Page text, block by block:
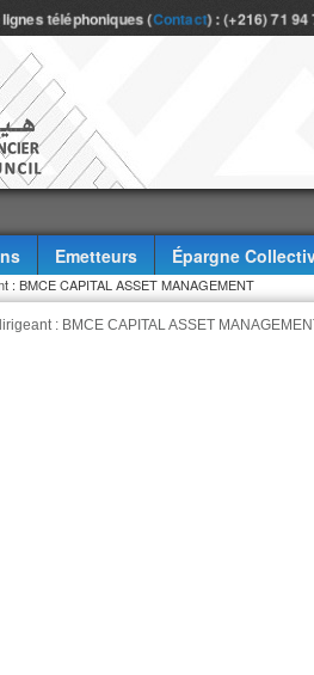
téléphoniques (Contact) : (+216) 71
Emetteurs
Épargne
: BMCE CAPITAL ASSET MANAGEMENT
: BMCE CAPITAL ASSET